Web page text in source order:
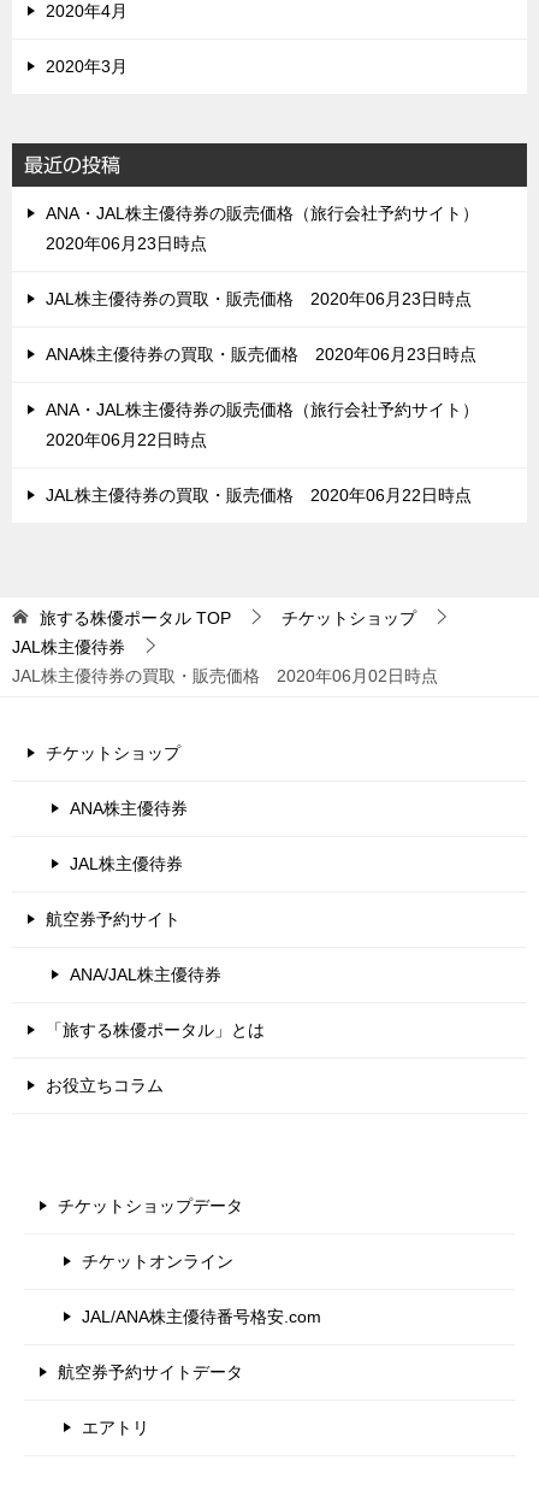
2020年4月
2020年3月
最近の投稿
ANA・JAL株主優待券の販売価格（旅行会社予約サイト）
2020年06月23日時点
JAL株主優待券の買取・販売価格 2020年06月23日時点
ANA株主優待券の買取・販売価格 2020年06月23日時点
ANA・JAL株主優待券の販売価格（旅行会社予約サイト）
2020年06月22日時点
JAL株主優待券の買取・販売価格 2020年06月22日時点
旅する株優ポータル TOP
チケットショップ
JAL株主優待券
JAL株主優待券の買取・販売価格 2020年06月02日時点
チケットショップ
ANA株主優待券
JAL株主優待券
航空券予約サイト
ANA/JAL株主優待券
「旅する株優ポータル」とは
お役立ちコラム
チケットショップデータ
チケットオンライン
JAL/ANA株主優待番号格安.com
航空券予約サイトデータ
エアトリ